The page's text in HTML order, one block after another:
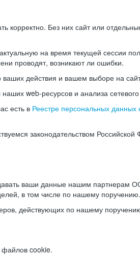
Без них сайт или
на время текущей сессии
проводят, возникают ли ошибки.
действия и вашем выборе на
web-ресурсов и анализа
есть в Реестре персональных данных
законодательством Российской
ваши данные нашим
в том числе по нашему поручению.
действующих по нашему
файлов cookie.